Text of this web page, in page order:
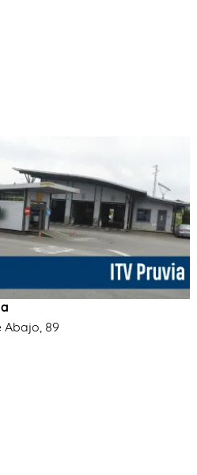
Abajo, 89